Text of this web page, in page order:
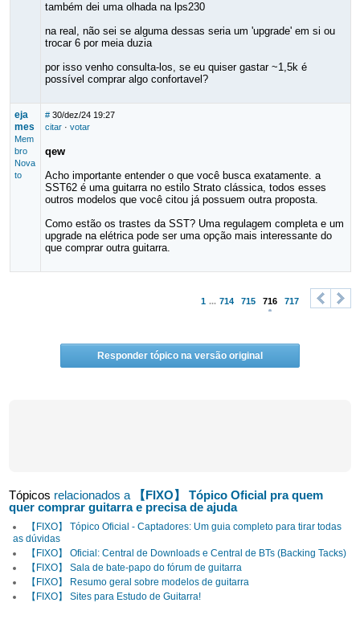
também dei uma olhada na lps230
na real, não sei se alguma dessas seria um 'upgrade' em si ou
trocar 6 por meia duzia
por isso venho consulta-los, se eu quiser gastar ~1,5k é
possível comprar algo confortavel?
eja
mes
Mem
bro
Nova
to
# 30/dez/24 19:27
citar· votar
qew
Acho importante entender o que você busca exatamente. a
SST62 é uma guitarra no estilo Strato clássica, todos esses
outros modelos que você citou já possuem outra proposta.
Como estão os trastes da SST? Uma regulagem completa e um
upgrade na elétrica pode ser uma opção mais interessante do
que comprar outra guitarra.
1 ... 714 715 716 717
<
Responder tópico na versão original
Tópicos relacionados a
【FIXO】 Tópico Oficial pra quem
quer comprar guitarra e precisa de ajuda
【FIXO】 Tópico Oficial - Captadores: Um guia completo para tirar todas
as dúvidas
【FIXO】 Oficial: Central de Downloads e Central de BTs (Backing Tacks)
【FIXO】 Sala de bate-papo do fórum de guitarra
【FIXO】 Resumo geral sobre modelos de guitarra
【FIXO】 Sites para Estudo de Guitarra!